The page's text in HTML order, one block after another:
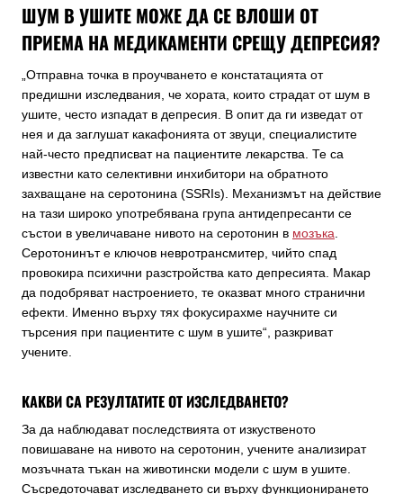
ШУМ В УШИТЕ МОЖЕ ДА СЕ ВЛОШИ ОТ
ПРИЕМА НА МЕДИКАМЕНТИ СРЕЩУ ДЕПРЕСИЯ?
„Отправна точка в проучването е констатацията от
предишни изследвания, че хората, които страдат от шум в
ушите, често изпадат в депресия. В опит да ги изведат от
нея и да заглушат какафонията от звуци, специалистите
най-често предписват на пациентите лекарства. Те са
известни като селективни инхибитори на обратното
захващане на серотонина (SSRIs). Механизмът на действие
на тази широко употребявана група антидепресанти се
състои в увеличаване нивото на серотонин в мозъка
Серотонинът е ключов невротрансмитер, чийто спад
провокира психични разстройства като депресията. Макар
да подобряват настроението, те оказват много странични
ефекти. Именно върху тях фокусирахме научните си
търсения при пациентите с шум в ушите“, разкриват
учените.
КАКВИ СА РЕЗУЛТАТИТЕ ОТ ИЗСЛЕДВАНЕТО?
За да наблюдават последствията от изкуственото
повишаване на нивото на серотонин, учените анализират
мозъчната тъкан на животински модели с шум в ушите.
Съсредоточават изследването си върху функционирането